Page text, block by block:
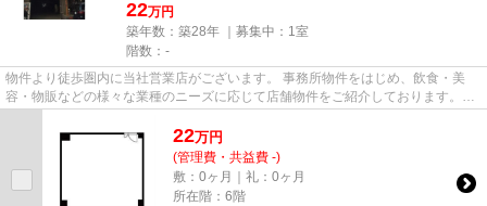
22万円
築年数：築28年 ｜募集中： 1室
階数：-
物件より徒歩圏内に当社営業店がございます。 事務所物件をはじめ、飲食・美
容・物販などの様々な業種のニーズに応じて店舗物件をご紹介しております。
尚、弊社ではおとり広告は一切...
22万円
(管理費・共益費 -)
敷：0ヶ月｜礼：0ヶ月
所在階：6階